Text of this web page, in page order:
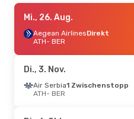
Do., 27. Aug.
Aegean AirlinesDirekt
ATH- BER
BER- ATH
Do., 10. Sept.- So., 13. Sept.
Mi., 26. Aug.
Aegean AirlinesDirekt
ATH- BER
Di., 3. Nov.
Air Serbia1 Zwischenstopp
ATH- BER